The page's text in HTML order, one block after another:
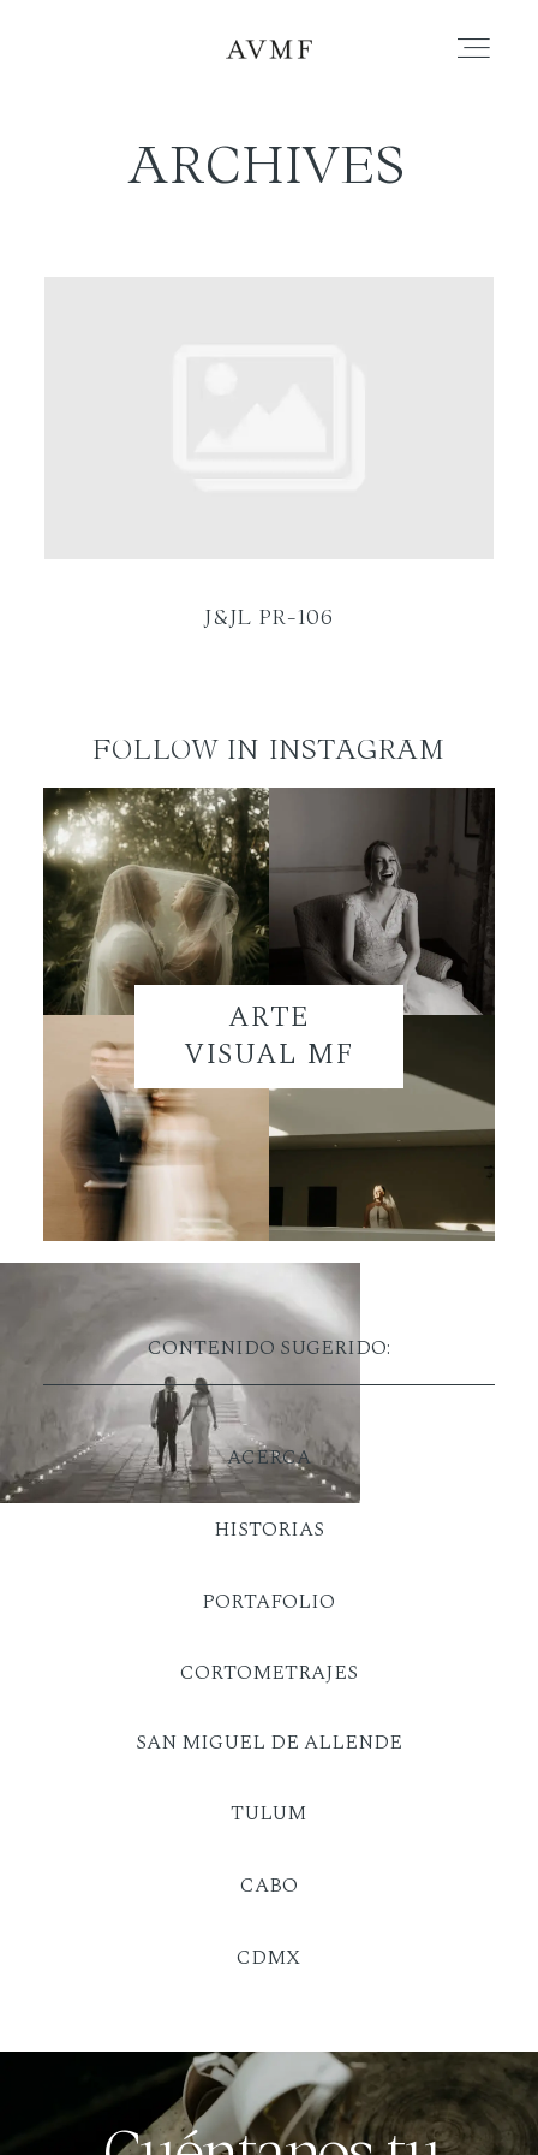
PORTAFOLIO
ARCHIVES
J&JL PR-106
FOLLOW IN INSTAGRAM
ARTE
VISUAL MF
CONTENIDO SUGERIDO:
ACERCA
SAN MIGUEL DE ALLENDE
HISTORIAS
TULUM
PORTAFOLIO
CABO
CDMX
CORTOMETRAJES